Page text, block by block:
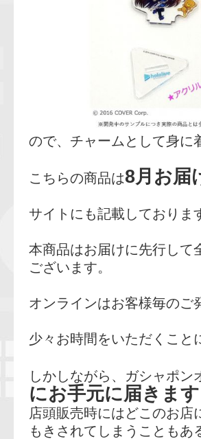
ので、チャームとして身に
こちらの商品は8月お届
サイトにも記載しておりま
本商品はお届けに先行して
ございます。
オンラインはお客様毎のご
少々お時間をいただくこ
しかしながら、ガシャポ
にお手元に届きます
店頭販売時にはどこのお
もきされてしまうこともあ